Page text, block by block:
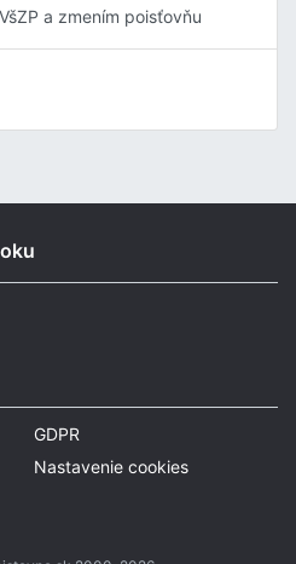
a zmením poisťovňu
GDPR
Nastavenie cookies